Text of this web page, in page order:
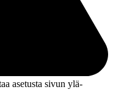
asetusta sivun ylä­